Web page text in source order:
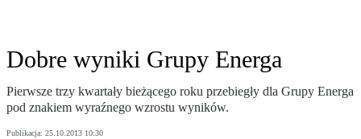
Dobre wyniki Grupy Energa
Pierwsze trzy kwartały bieżącego roku przebiegły dla Grupy Energa
pod znakiem wyraźnego wzrostu wyników.
Publikacja: 25.10.2013 10:30